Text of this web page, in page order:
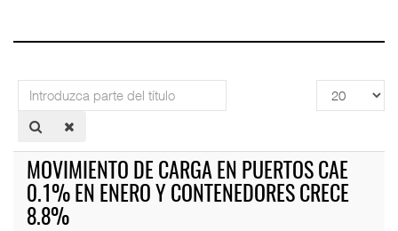
Introduzca
parte
del
Cantidad
a
MOVIMIENTO DE CARGA EN PUERTOS CAE
0.1% EN ENERO Y CONTENEDORES CRECE
8.8%